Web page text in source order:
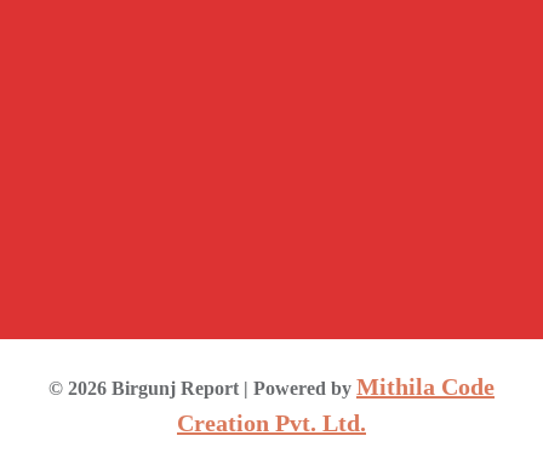
© 2026 Birgunj Report | Powered by Mithila Code
Creation Pvt. Ltd.